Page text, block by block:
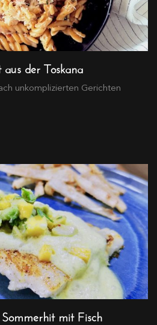
der Toskana
unkomplizierten Gerichten
mit Fisch